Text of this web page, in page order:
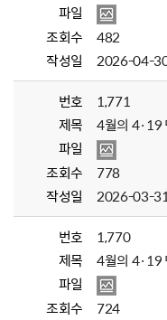
파일
조회수
482
작성일
2026-04-
번호
1,771
제목
4월의 4·19
파일
조회수
778
작성일
2026-03-
번호
1,770
제목
4월의 4·19
파일
조회수
724